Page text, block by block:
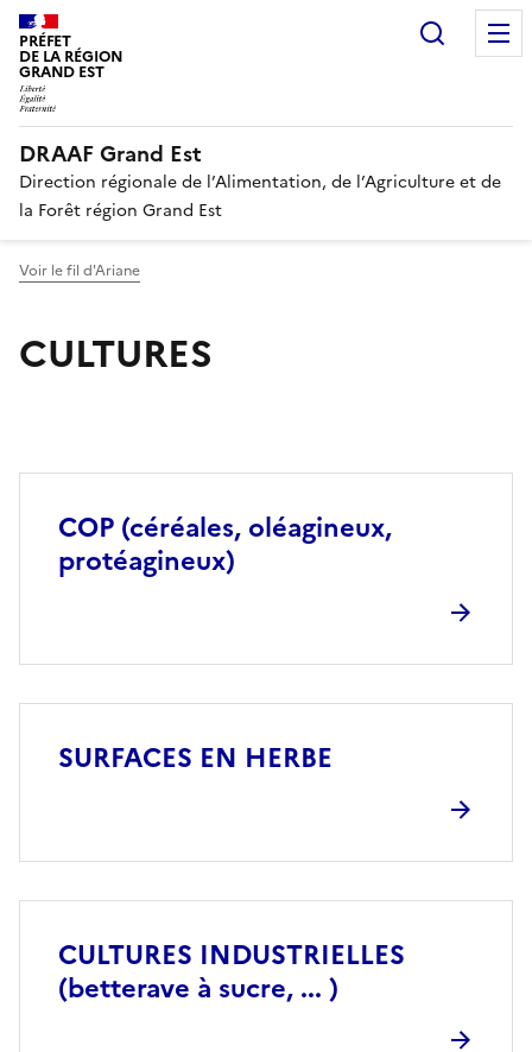
PRÉFET
DE LA RÉGION
GRAND EST
DRAAF Grand Est
Direction régionale de l’Alimentation, de l’Agriculture et de
la Forêt région Grand Est
Voir le fil d'Ariane
CULTURES
COP (céréales, oléagineux,
protéagineux)
SURFACES EN HERBE
CULTURES INDUSTRIELLES
(betterave à sucre, ... )